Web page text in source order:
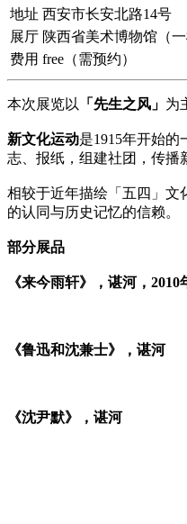
地址 西安市长安北路14号
展厅 陕西省美术博物馆（一
费用 free（需预约）
本次展览以 「先生之风」 为
新文化运动是1915年开始的
志、报纸，组建社团，传播
相较于近年描绘「五四」文
的认同与历史记忆的信赖。
部分展品
《来今雨轩》，谌河，2010
《鲁迅和沈兼士》，谌河
《沈尹默》，谌河